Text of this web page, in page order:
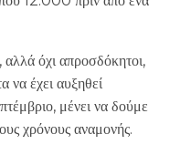
αλλά όχι απροσδόκητοι,
να έχει αυξηθεί
μένει να δούμε
χρόνους αναμονής.